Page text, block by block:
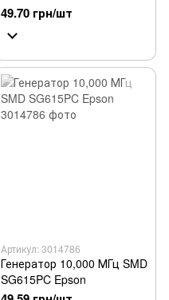
49.70 грн/шт
Артикул: 3014786
Генератор 10,000 МГц SMD
SG615PC Epson